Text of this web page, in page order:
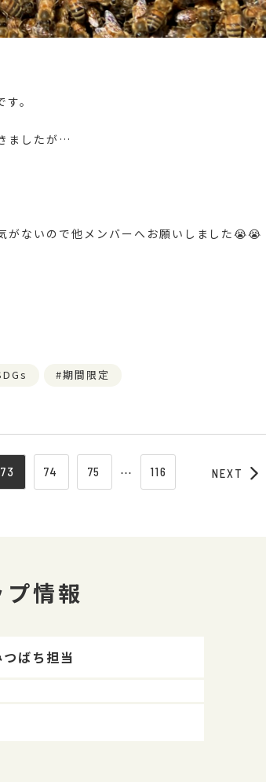
。
ましたが…
がないので他メンバーへお願いしました😭😭
期間限定
73 74 75 ⋯ 116 NEXT
情報
ばち担当